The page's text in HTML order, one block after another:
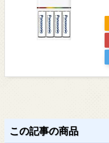
この記事の商品